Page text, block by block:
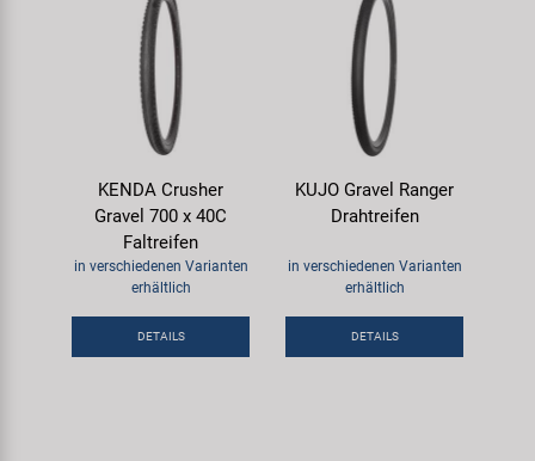
KENDA Crusher
Gravel 700 x 40C
Faltreifen
in verschiedenen Varianten
erhältlich
DETAILS
KUJO Gravel Ranger
Drahtreifen
in verschiedenen Varianten
erhältlich
DETAILS